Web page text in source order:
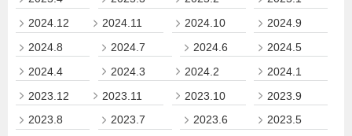
2024.12
2024.11 2024.10
2024.9
2024.8
2024.7 2024.6
2024.5
2024.4
2024.3 2024.2
2024.1
2023.12
2023.11 2023.10
2023.9
2023.8
2023.7 2023.6
2023.5